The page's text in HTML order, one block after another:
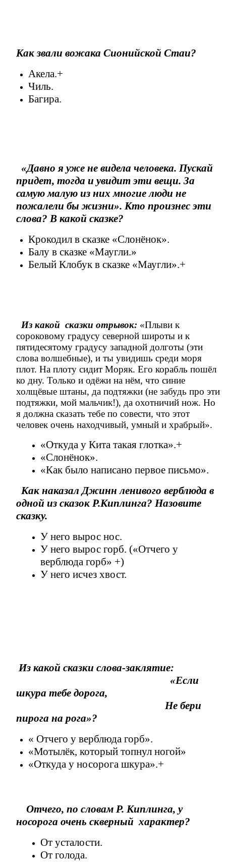
Как звали вожака Сионийской Стаи?
Акела.+
Чиль.
Багира.
«Давно я уже не видела человека. Пускай
придет, тогда и увидит эти вещи. За
самую малую из них многие люди не
пожалели бы жизни». Кто произнес эти
слова? В какой сказке?
Крокодил в сказке «Слонёнок».
Балу в сказке «Маугли.»
Белый Клобук в сказке «Маугли».+
Из какой сказки отрывок: «Плыви к
сороковому градусу северной широты и к
пятидесятому градусу западной долготы (эти
слова волшебные), и ты увидишь среди моря
плот. На плоту сидит Моряк. Его корабль пошёл
ко дну. Только и одёжи на нём, что синие
холщёвые штаны, да подтяжки (не забудь про эти
подтяжки, мой мальчик!), да охотничий нож. Но
я должна сказать тебе по совести, что этот
человек очень находчивый, умный и храбрый».
«Откуда у Кита такая глотка».+
«Слонёнок».
«Как было написано первое письмо».
Как наказал Джинн ленивого верблюда в
одной из сказок Р.Киплинга? Назовите
сказку.
У него вырос нос.
У него вырос горб. («Отчего у
верблюда горб» +)
У него исчез хвост.
Из какой сказки слова-заклятие:
«Если
шкура тебе дорога,
Не бери
пирога на рога»?
« Отчего у верблюда горб».
«Мотылёк, который топнул ногой»
«Откуда у носорога шкура».+
Отчего, по словам Р. Киплинга, у
носорога очень скверный характер?
От усталости.
От голода.